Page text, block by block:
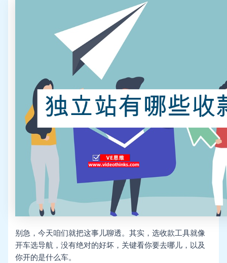
别急，今天咱们就把这事儿聊透。其实，选收款工具就像
开车选导航，没有绝对的好坏，关键看你要去哪儿，以及
你开的是什么车。